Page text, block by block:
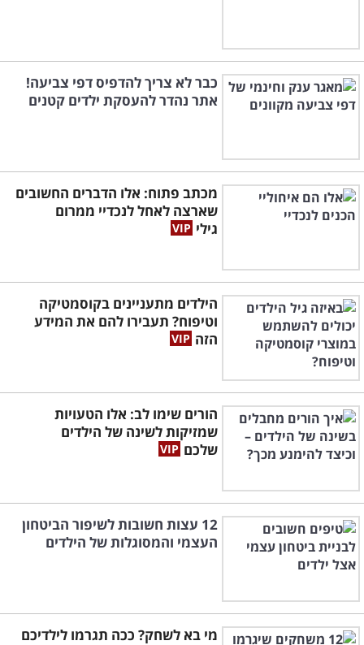
כבר לא צריך להדפיס דפי צביעה!
אתר נהדר להעסקת ילדים קטנים
מכתב פתוח: אלו הדברים החשובים
שארצה לאחל לנכדיי ממרום
גילי
הילדים מתעניינים בקוסמטיקה
וטיפוח? תעבירו להם את המידע
הזה
הורים שימו לב: אלו הטעויות
שמזיקות לשינה של הילדים
שלכם
12 עצות חשובות לשיפור הביטחון
העצמי והמסוגלות של הילדים
מי בא לשחק? ככה תגרמו לילדיכם